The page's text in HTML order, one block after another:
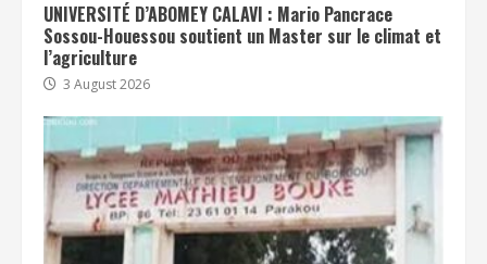
UNIVERSITÉ D’ABOMEY CALAVI : Mario Pancrace
Sossou-Houessou soutient un Master sur le climat et
l’agriculture
3 August 2026